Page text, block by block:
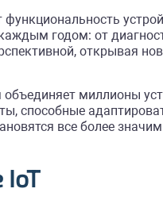
годом: от
открывая
объединяет миллионы
способные
все более
IoT